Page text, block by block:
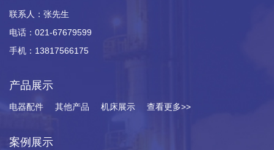
联系人：张先生
电话：021-67679599
手机：13817566175
产品展示
电器配件 其他产品 机床展示 查看更多>>
案例展示